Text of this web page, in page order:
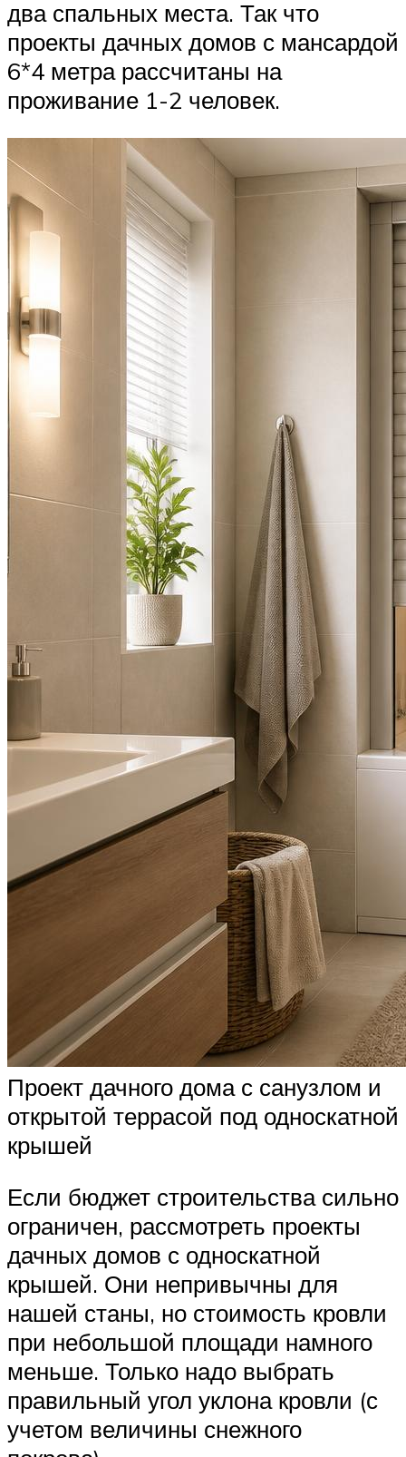
два спальных места. Так что
проекты дачных домов с мансардой
6*4 метра рассчитаны на
проживание 1-2 человек.
Проект дачного дома с санузлом и
открытой террасой под односкатной
крышей
Если бюджет строительства сильно
ограничен, рассмотреть проекты
дачных домов с односкатной
крышей. Они непривычны для
нашей станы, но стоимость кровли
при небольшой площади намного
меньше. Только надо выбрать
правильный угол уклона кровли (с
учетом величины снежного